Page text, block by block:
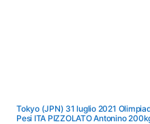
Tokyo (JPN) 31 luglio 2021
Pesi ITA PIZZOLATO Antonino